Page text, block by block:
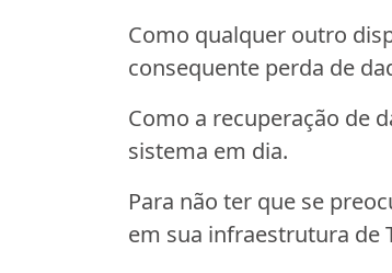
Como qualquer outro
consequente perda de
Como a recuperação de
sistema em dia.
Para não ter que se
em sua infraestrutura de